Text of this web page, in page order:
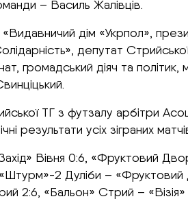
– Василь Жалівців.
дім «Укрпол»,
депутат Стрийської
громадський діяч та
ТГ з футзалу арбітри
усіх зіграних
Вівня 0:6, «Фруктовий
2 Дуліби –
2:6, «Бальон» Стрий –